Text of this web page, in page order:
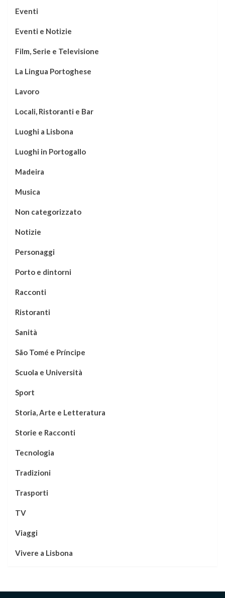
Eventi
Eventi e Notizie
Film, Serie e Televisione
La Lingua Portoghese
Lavoro
Locali, Ristoranti e Bar
Luoghi a Lisbona
Luoghi in Portogallo
Madeira
Musica
Non categorizzato
Notizie
Personaggi
Porto e dintorni
Racconti
Ristoranti
Sanità
São Tomé e Príncipe
Scuola e Università
Sport
Storia, Arte e Letteratura
Storie e Racconti
Tecnologia
Tradizioni
Trasporti
TV
Viaggi
Vivere a Lisbona